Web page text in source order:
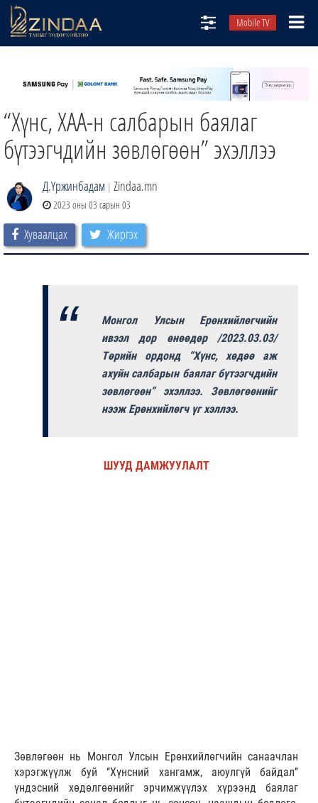
Mobile TV
ТВ8
ӨГЛӨӨНИЙ СОНИН
АУДИО ЗОХИОЛ
ЗИНДАА СЭТГҮҮЛ
“Хүнс, ХАА-н салбарын баялаг
бүтээгчдийн зөвлөгөөн” эхэллээ
Д.Үржинбадам | Zindaa.mn
2023 оны 03 сарын 03
Хуваалцах Жиргэх
Монгол Улсын Ерөнхийлөгчийн
ивээл дор өнөөдөр /2023.03.03/
Төрийн ордонд “Хүнс, хөдөө аж
ахуйн салбарын баялаг бүтээгчдийн
зөвлөгөөн” эхэллээ. Зөвлөгөөнийг
нээж Ерөнхийлөгч үг хэллээ.
ШУУД ДАМЖУУЛАЛТ
Зөвлөгөөн нь Монгол Улсын Ерөнхийлөгчийн санаачлан
хэрэгжүүлж буй ‘’Хүнсний хангамж, аюулгүй байдал’’
үндэсний хөдөлгөөнийг эрчимжүүлэх хүрээнд баялаг